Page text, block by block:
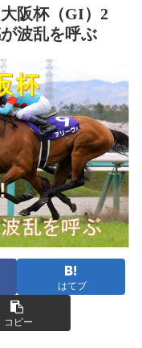
大阪杯（GI）2
波乱を呼ぶ
はてブ
コピー